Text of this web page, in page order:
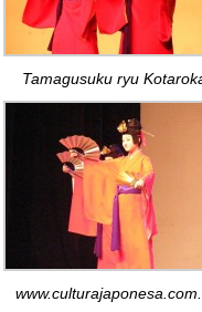
Tamagusuku ryu